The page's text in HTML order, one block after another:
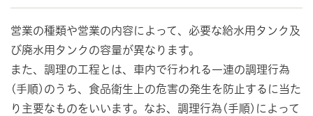
営業の種類や営業の内容によって、必要な給水用タンク及
び廃水用タンクの容量が異なります。
また、調理の工程とは、車内で行われる一連の調理行為
(手順)のうち、食品衛生上の危害の発生を防止するに当た
り主要なものをいいます。なお、調理行為(手順)によって